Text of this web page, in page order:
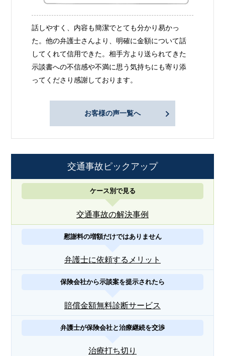
話しやすく、内容も簡潔でとても分かり易かっ
た。他の弁護士さんより、明確に金額について話
してくれて信用できた。相手方より送られてきた
示談書への不信感や不満に思う気持ちにも寄り添
ってくださり感謝しております。
お客様の声一覧へ
交通事故ピックアップ
ケース別で見る
交通事故の解決事例
慰謝料の増額だけではありません
弁護士に依頼するメリット
保険会社から示談案を提示されたら
賠償金額無料診断サービス
弁護士が保険会社と治療継続を交渉
治療打ち切り